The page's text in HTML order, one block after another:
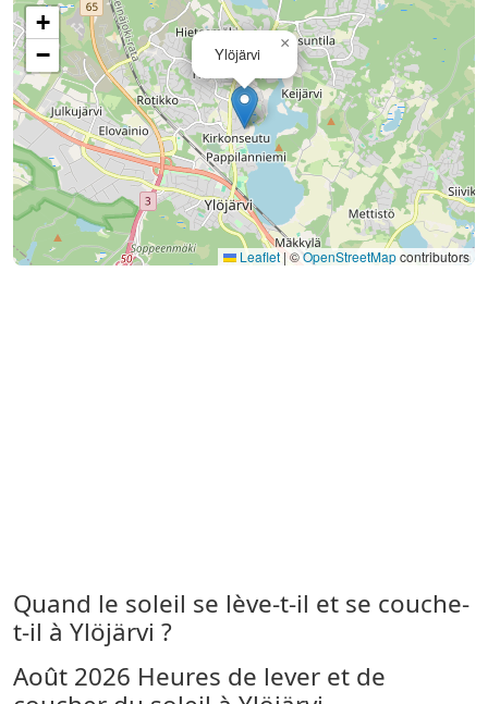
Ylöjärvi
×
+
−
Leaflet | ©OpenStreetMapcontributors
Quand le soleil se lève-t-il et se couche-
t-il à Ylöjärvi ?
Août 2026 Heures de lever et de